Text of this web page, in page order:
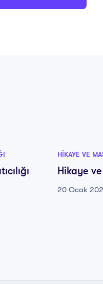
HIKAYE VE
Hikaye ve
20 Ocak